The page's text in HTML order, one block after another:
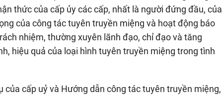
thức của cấp ủy các cấp, nhất là người đứng đầu, của
của công tác tuyên truyền miệng và hoạt động báo
nhiệm, thường xuyên lãnh đạo, chỉ đạo và tăng
hiệu quả của loại hình tuyên truyền miệng trong tình
của cấp uỷ và Hướng dẫn công tác tuyên truyền miệng,